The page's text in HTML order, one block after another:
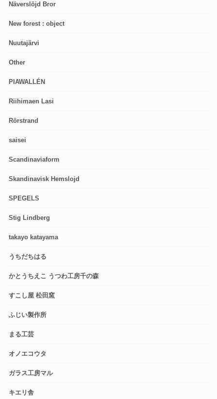
Näverslöjd Bror
New forest : object
Nuutajärvi
Other
PIAWALLÉN
Riihimaen Lasi
Rörstrand
saisei
Scandinaviaform
Skandinavisk Hemslojd
SPEGELS
Stig Lindberg
takayo katayama
うちだちはる
かとうちえこ うつわ工房千の森
すこし屋 松田窯
ふじい製作所
まる工芸
オノエコウタ
ガラス工房マル
キエリ舎